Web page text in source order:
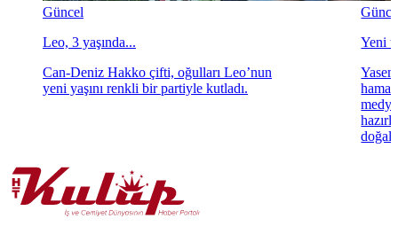
Güncel
Leo, 3 yaşında...
Can-Deniz Hakko çifti, oğulları Leo’nun
yeni yaşını renkli bir partiyle kutladı.
Yeni
doğal